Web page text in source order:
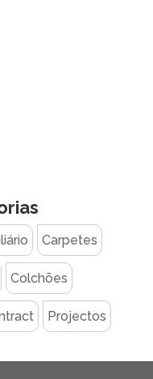
Carpetes
Colchões
Projectos